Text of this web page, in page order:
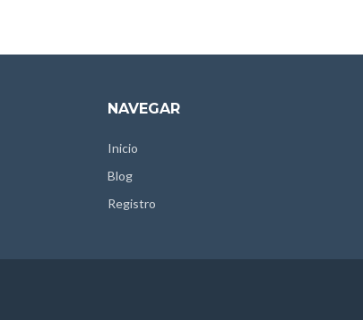
NAVEGAR
Inicio
Blog
Registro